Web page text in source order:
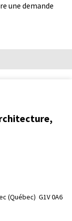
une demande
(Québec)  G1V 0A6